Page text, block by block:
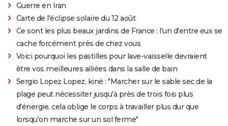
Guerre en Iran
Carte de l'éclipse solaire du 12 août
Ce sont les plus beaux jardins de France : l'un d'entre eux se
cache forcément près de chez vous
Voici pourquoi les pastilles pour lave-vaisselle devraient
être vos meilleures alliées dans la salle de bain
Sergio Lopez Lopez, kiné : "Marcher sur le sable sec de la
plage peut nécessiter jusqu'à près de trois fois plus
d'énergie, cela oblige le corps à travailler plus dur que
lorsqu'on marche sur un sol ferme"